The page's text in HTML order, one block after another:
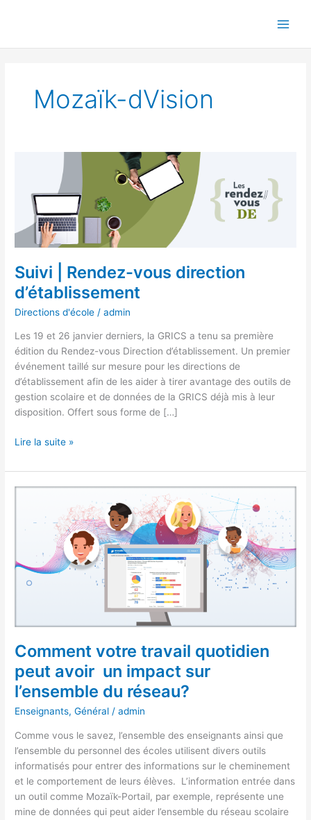
Mozaïk-dVision
Suivi | Rendez-vous direction
d’établissement
Directions d'école /admin
Les 19 et 26 janvier derniers, la GRICS a tenu sa première
édition du Rendez-vous Direction d’établissement. Un premier
événement taillé sur mesure pour les directions de
d’établissement afin de les aider à tirer avantage des outils de
gestion scolaire et de données de la GRICS déjà mis à leur
disposition. Offert sous forme de […]
vous
direction
d’établissement
Lire la suite »
Comment votre travail quotidien
peut avoir un impact sur
l’ensemble du réseau?
Enseignants,Général /admin
Comme vous le savez, l’ensemble des enseignants ainsi que
l’ensemble du personnel des écoles utilisent divers outils
informatisés pour entrer des informations sur le cheminement
et le comportement de leurs élèves. L’information entrée dans
un outil comme Mozaïk-Portail, par exemple, représente une
mine de données qui peut aider l’ensemble du réseau scolaire
travail
quotidien
avoir
un
l’ensemble
du
réseau?